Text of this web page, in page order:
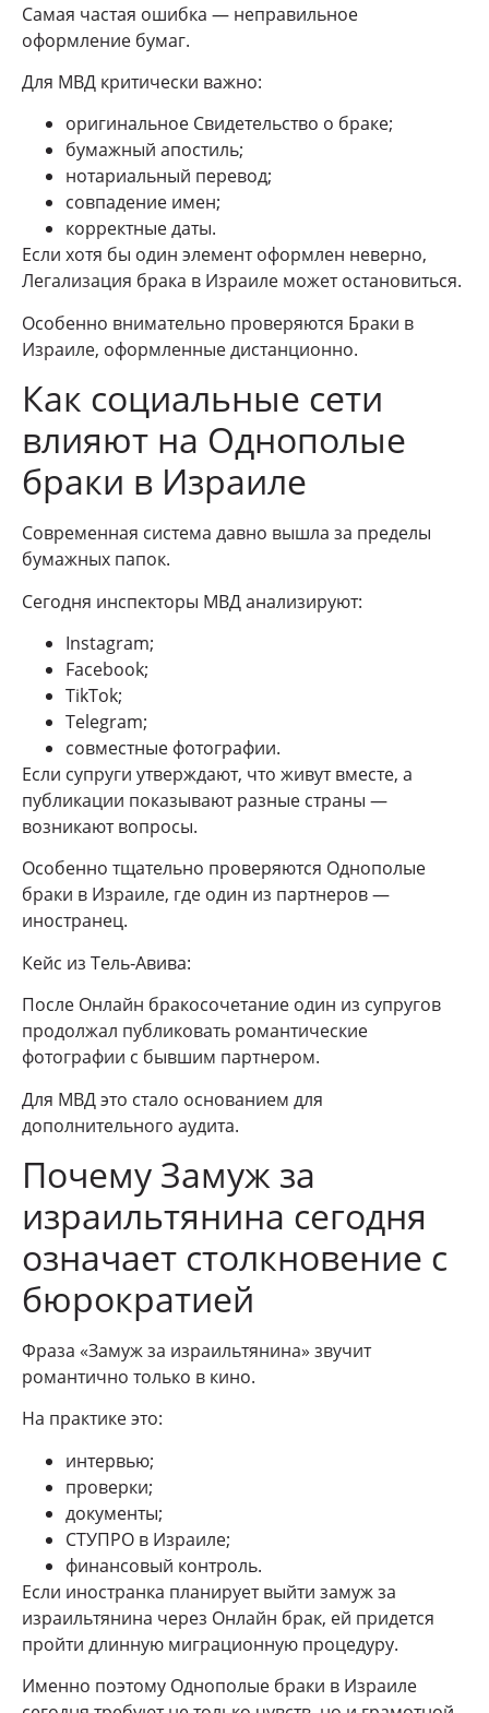
Самая частая ошибка — неправильное
оформление бумаг.
Для МВД критически важно:
оригинальное Свидетельство о браке;
бумажный апостиль;
нотариальный перевод;
совпадение имен;
корректные даты.
Если хотя бы один элемент оформлен неверно,
Легализация брака в Израиле может остановиться.
Особенно внимательно проверяются Браки в
Израиле, оформленные дистанционно.
Как социальные сети
влияют на Однополые
браки в Израиле
Современная система давно вышла за пределы
бумажных папок.
Сегодня инспекторы МВД анализируют:
Instagram;
Facebook;
TikTok;
Telegram;
совместные фотографии.
Если супруги утверждают, что живут вместе, а
публикации показывают разные страны —
возникают вопросы.
Особенно тщательно проверяются Однополые
браки в Израиле, где один из партнеров —
иностранец.
Кейс из Тель‑Авива:
После Онлайн бракосочетание один из супругов
продолжал публиковать романтические
фотографии с бывшим партнером.
Для МВД это стало основанием для
дополнительного аудита.
Почему Замуж за
израильтянина сегодня
означает столкновение с
бюрократией
Фраза «Замуж за израильтянина» звучит
романтично только в кино.
На практике это:
интервью;
проверки;
документы;
СТУПРО в Израиле;
финансовый контроль.
Если иностранка планирует выйти замуж за
израильтянина через Онлайн брак, ей придется
пройти длинную миграционную процедуру.
Именно поэтому Однополые браки в Израиле